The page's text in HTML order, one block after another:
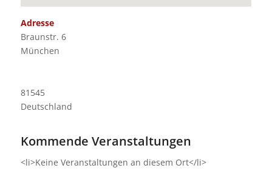
Adresse
Braunstr. 6
München
81545
Deutschland
Kommende Veranstaltungen
<li>Keine Veranstaltungen an diesem Ort</li>